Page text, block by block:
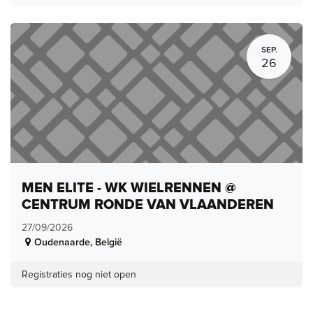
SEP.
26
MEN ELITE - WK WIELRENNEN @
CENTRUM RONDE VAN VLAANDEREN
27/09/2026
Oudenaarde, België
Registraties nog niet open